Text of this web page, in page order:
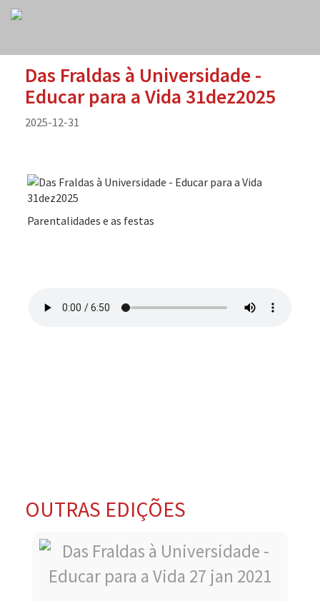
Das Fraldas à Universidade -
Educar para a Vida 31dez2025
2025-12-31
Parentalidades e as festas
OUTRAS EDIÇÕES